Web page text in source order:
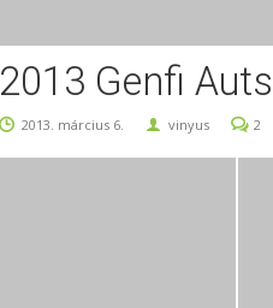
2013 Genfi
2013. március 6. vinyus 2